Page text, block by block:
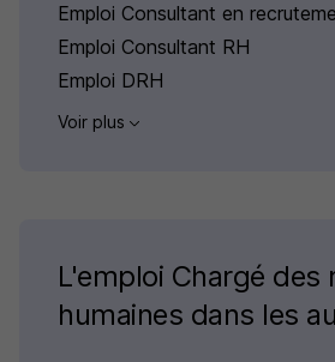
Emploi Consultant en
Emploi Consultant RH
Emploi DRH
Voir plus
L'emploi Chargé des
humaines dans les